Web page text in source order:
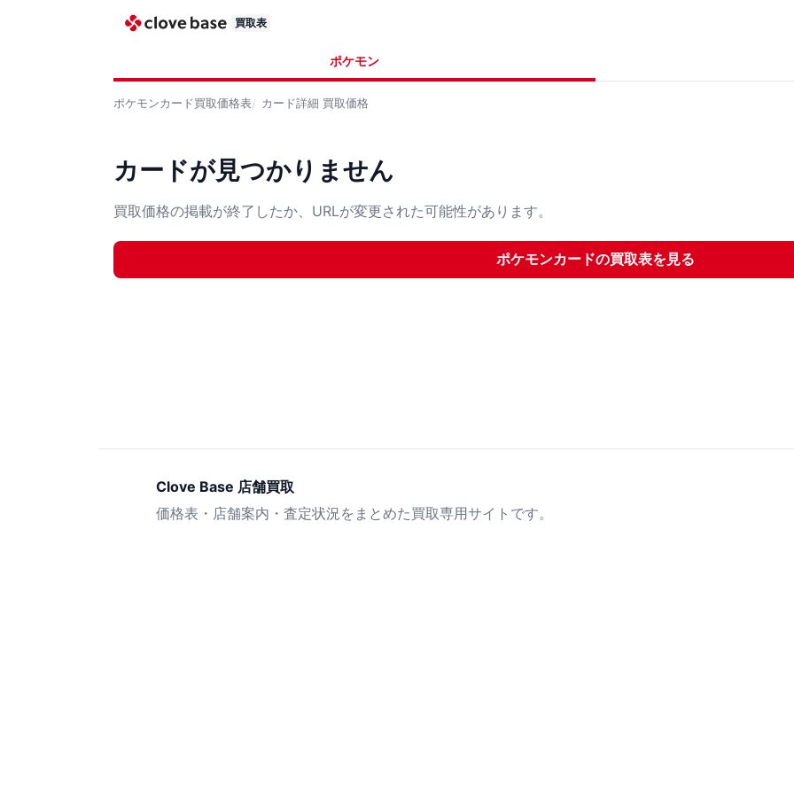
買取表
ポケモン
ポケモンカード買取価格表 カード詳細 買取価格
カードが見つかりません
買取価格の掲載が終了したか、URLが変更された可能性があります。
ポケモンカードの買取表を見る
Clove Base 店舗買取
価格表・店舗案内・査定状況をまとめた買取専用サイトです。